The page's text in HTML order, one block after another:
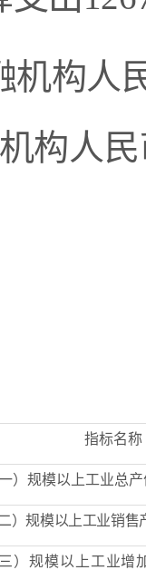
机构人
构人
指标名称
一）规模以上工业总
二）规模以上工业销售
三）规模以上工业增